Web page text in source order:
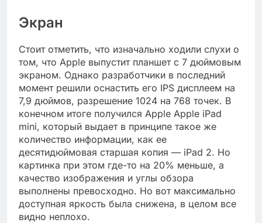
Экран
Стоит отметить, что изначально ходили слухи о
том, что Apple выпустит планшет с 7 дюймовым
экраном. Однако разработчики в последний
момент решили оснастить его IPS дисплеем на
7,9 дюймов, разрешение 1024 на 768 точек. В
конечном итоге получился Apple Apple iPad
mini, который выдает в принципе такое же
количество информации, как ее
десятидюймовая старшая копия — iPad 2. Но
картинка при этом где-то на 20% меньше, а
качество изображения и углы обзора
выполнены превосходно. Но вот максимально
доступная яркость была снижена, в целом все
видно неплохо.